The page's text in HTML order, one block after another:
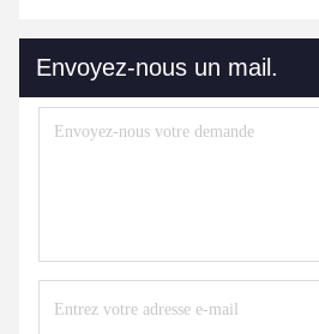
Envoyez-nous un mail.